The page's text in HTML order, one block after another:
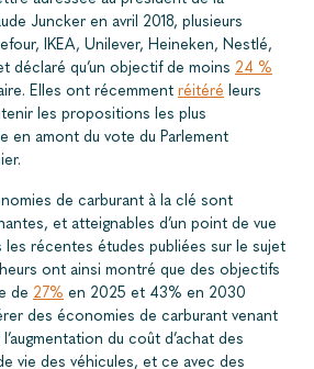
Juncker en avril 2018, plusieurs
IKEA, Unilever, Heineken, Nestlé,
déclaré qu’un objectif de moins 24 %
Elles ont récemment réitéré leurs
les propositions les plus
en amont du vote du Parlement
de carburant à la clé sont
et atteignables d’un point de vue
les récentes études publiées sur le sujet
ont ainsi montré que des objectifs
de 27% en 2025 et 43% en 2030
des économies de carburant venant
du coût d’achat des
vie des véhicules, et ce avec des